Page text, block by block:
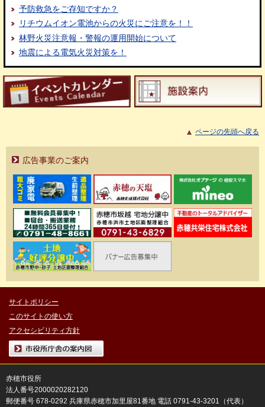
予防救急をご存知ですか？
リチウムイオン電池からの火災にご注意を！！
林野火災注意報・警報の運用開始について
地震による電気火災対策を！
ページの先頭へ戻る
広告事業のご案内
サイトポリシー
このサイトの使い方
アクセシビリティ方針
市役所庁舎の案内図
赤穂市役所
法人番号2000020282120
郵便番号 678-0292 兵庫県赤穂市加里屋81番地 電話 0791-43-3201（代表）